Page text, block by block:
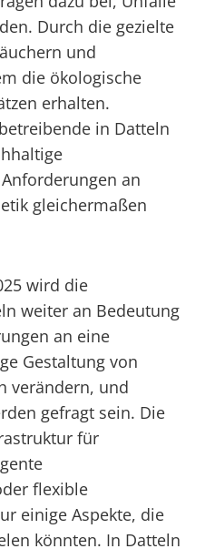
Durch die gezielte
und
die ökologische
erhalten.
in Datteln
an
gleichermaßen
wird die
weiter an Bedeutung
an eine
Gestaltung von
verändern, und
gefragt sein. Die
für
flexible
einige Aspekte, die
könnten. In Datteln